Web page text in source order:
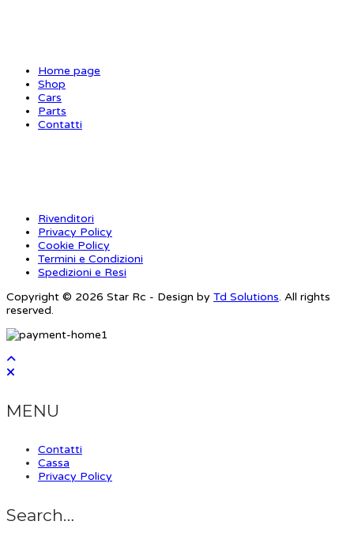
Home page
Shop
Cars
Parts
Contatti
Rivenditori
Privacy Policy
Cookie Policy
Termini e Condizioni
Spedizioni e Resi
Copyright © 2026 Star Rc - Design by Td Solutions. All rights
reserved.
MENU
Contatti
Cassa
Privacy Policy
Search…